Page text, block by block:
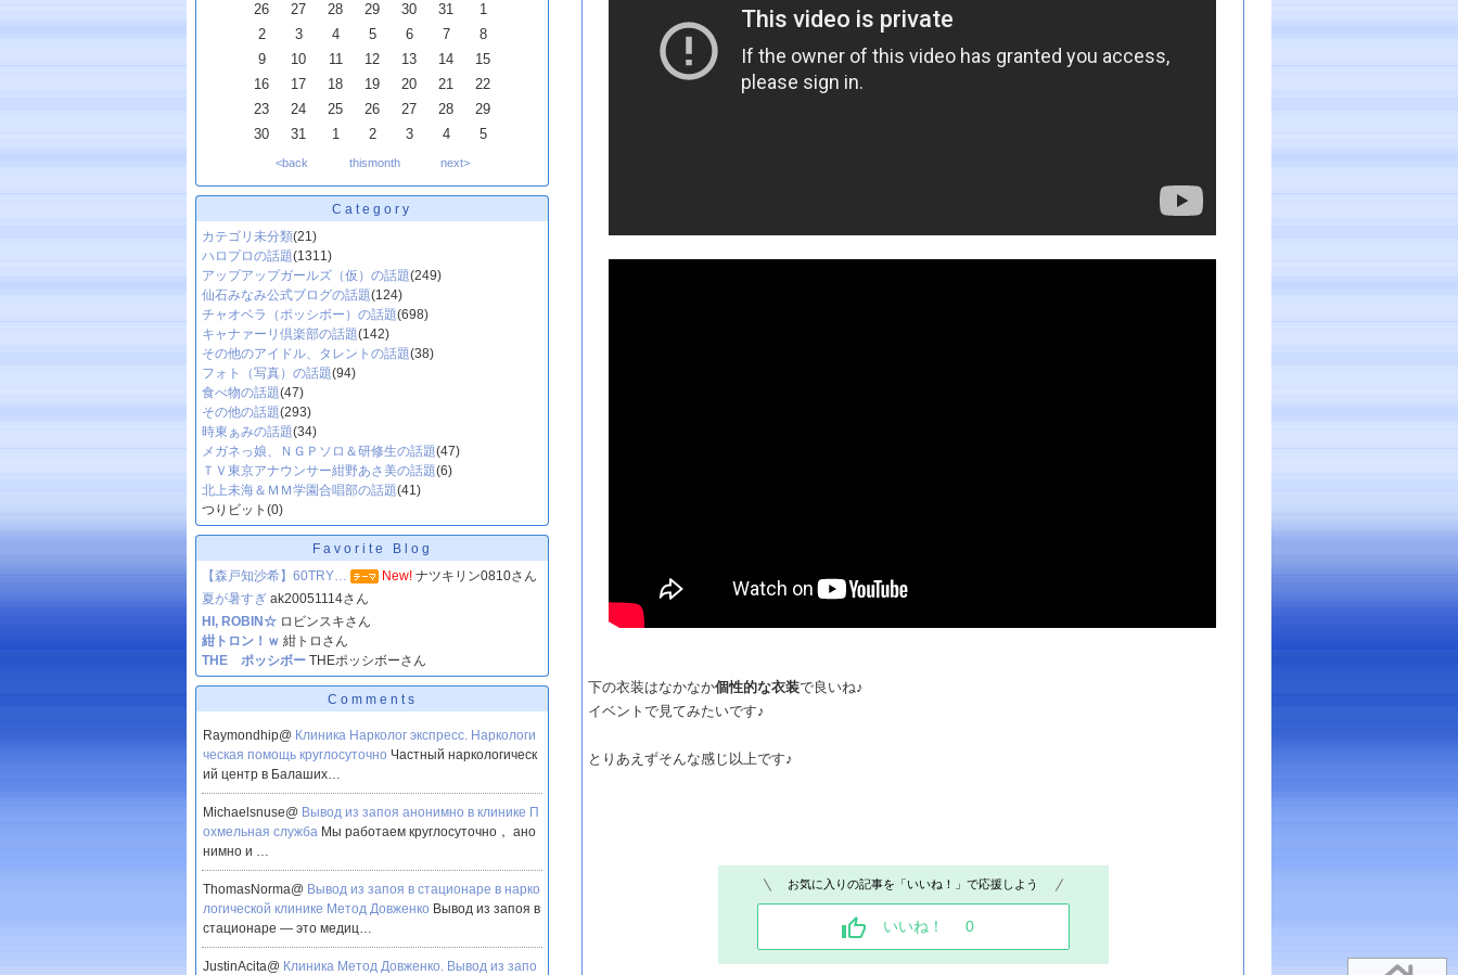
26
27 28 29 30 31
1
2
3 4 5 6 7
8
9
10 11 12 13 14
15
16
17 18 19 20 21
22
23
24 25 26 27 28
29
30
31 1 2 3 4 5
<back thismonth next>
Category
カテゴリ未分類(21)
ハロプロの話題(1311)
アップアップガールズ（仮）の話題(249)
仙石みなみ公式ブログの話題(124)
チャオベラ（ポッシボー）の話題(698)
キャナァーリ倶楽部の話題(142)
その他のアイドル、タレントの話題(38)
フォト（写真）の話題(94)
食べ物の話題(47)
その他の話題(293)
時東ぁみの話題(34)
メガネっ娘、ＮＧＰソロ＆研修生の話題(47)
ＴＶ東京アナウンサー紺野あさ美の話題(6)
北上未海＆ＭＭ学園合唱部の話題(41)
つりビット (0)
Favorite Blog
【森戸知沙希】60TRY…
New! ナツキリン0810さん
夏が暑すぎ ak20051114さん
HI, ROBIN☆ ロビンスキさん
紺トロン！ｗ 紺トロさん
THE ポッシボー THEポッシボーさん
Comments
Raymondhip@ Клиника Нарколог экспресс. Наркологи
ческая помощь круглосуточно Частный наркологическ
ий центр в Балаших…
Michaelsnuse@ Вывод из запоя анонимно в клинике П
охмельная служба Мы работаем круглосуточно， ано
нимно и …
ThomasNorma@ Вывод из запоя в стационаре в нарко
логической клинике Метод Довженко Вывод из запоя в
стационаре — это медиц…
JustinAcita@ Клиника Метод Довженко. Вывод из запо
下の衣装はなかなか個性的な衣装で良いね♪
イベントで見てみたいです♪
とりあえずそんな感じ以上です♪
お気に入りの記事を「いいね！」で応援しよう
いいね！ 0